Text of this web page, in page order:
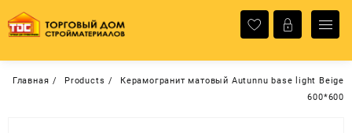
содержимому
Главная Products
Керамогранит матовый Autunnu base light Beige
600*600